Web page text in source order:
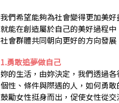
我們希望能夠為社會變得更加美
就能在創造屬於自己的美好過程
社會群體共同朝向更好的方向發
1.勇敢追夢做自己
妳的生活，由妳決定，我們透過
個性、條件與際遇的人，如何勇
鼓勵女性挺身而出，促使女性從